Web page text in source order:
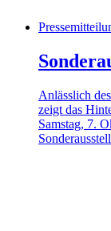
Anlässlich
zeigt das
Samstag, 7.